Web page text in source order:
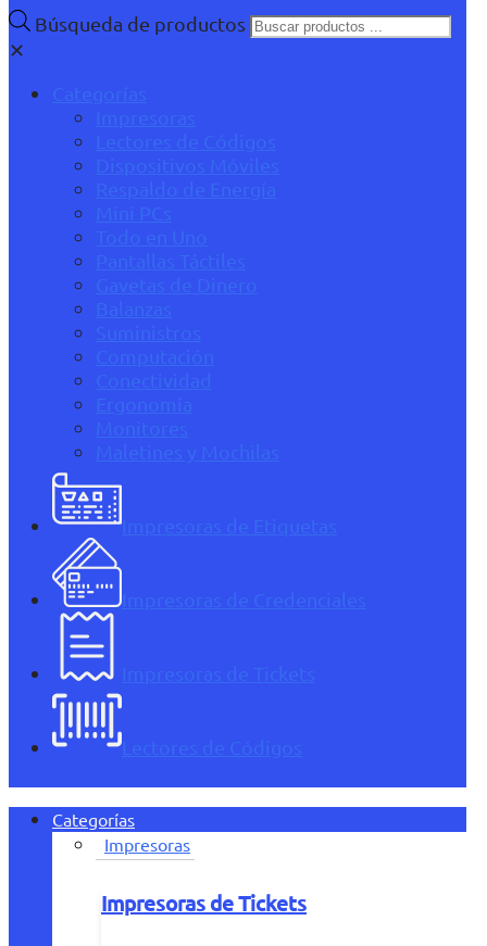
Búsqueda de productos
✕
Categorías
Impresoras
Lectores de Códigos
Dispositivos Móviles
Respaldo de Energía
Mini PCs
Todo en Uno
Pantallas Táctiles
Gavetas de Dinero
Balanzas
Suministros
Computación
Conectividad
Ergonomía
Monitores
Maletines y Mochilas
Impresoras de Etiquetas
Impresoras de Credenciales
Impresoras de Tickets
Lectores de Códigos
Categorías
Impresoras
Impresoras de Tickets